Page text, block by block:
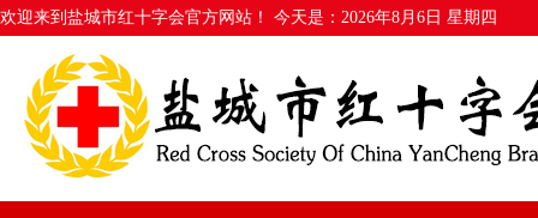
欢迎来到盐城市红十字会官方网站！ 今天是： 2026年8月6日 星期四